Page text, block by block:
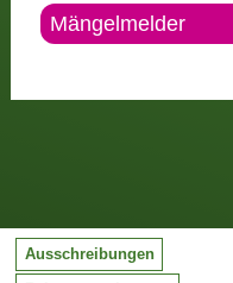
Mängelmelder
Ausschreibungen